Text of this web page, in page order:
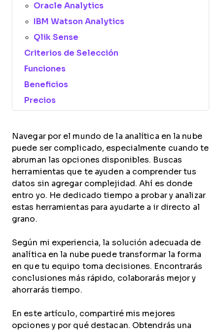
Oracle Analytics
IBM Watson Analytics
Qlik Sense
Criterios de Selección
Funciones
Beneficios
Precios
Navegar por el mundo de la analítica en la nube
puede ser complicado, especialmente cuando te
abruman las opciones disponibles. Buscas
herramientas que te ayuden a comprender tus
datos sin agregar complejidad. Ahí es donde
entro yo. He dedicado tiempo a probar y analizar
estas herramientas para ayudarte a ir directo al
grano.
Según mi experiencia, la solución adecuada de
analítica en la nube puede transformar la forma
en que tu equipo toma decisiones. Encontrarás
conclusiones más rápido, colaborarás mejor y
ahorrarás tiempo.
En este artículo, compartiré mis mejores
opciones y por qué destacan. Obtendrás una